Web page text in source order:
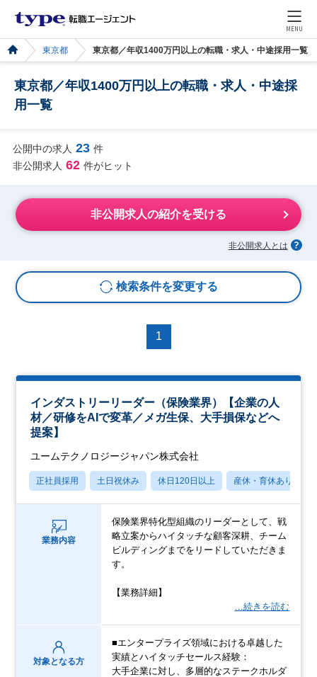
MENU
東京都 東京都／年収1400万円以上の転職・求人・中途採用一覧
東京都／年収1400万円以上の転職・求人・中途採
用一覧
公開中の求人 23 件
非公開求人 62 件がヒット
非公開求人の紹介を受ける
非公開求人とは
検索条件を変更する
1
インダストリーリーダー（保険業界）【企業の人
材／研修をAIで変革／メガ生保、大手損保などへ
提案】
ユームテクノロジージャパン株式会社
正社員採用 土日祝休み 休日120日以上 産休・育休あり
業務内容
保険業界特化型組織のリーダーとして、戦
略立案からハイタッチな顧客深耕、チーム
ビルディングまでをリードしていただきま
す。
【業務詳細】
…続きを読む
対象となる方
■エンタープライズ領域における卓越した
実績とハイタッチセールス経験：
大手企業に対し、多層的なステークホルダ